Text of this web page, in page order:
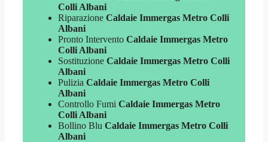
Colli Albani
Riparazione Caldaie Immergas Metro Colli
Albani
Pronto Intervento Caldaie Immergas Metro
Colli Albani
Sostituzione Caldaie Immergas Metro Colli
Albani
Pulizia Caldaie Immergas Metro Colli
Albani
Controllo Fumi Caldaie Immergas Metro
Colli Albani
Bollino Blu Caldaie Immergas Metro Colli
Albani